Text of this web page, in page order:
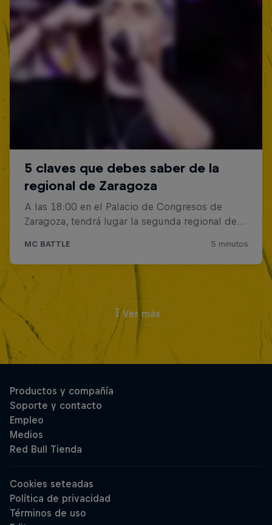
Ver más